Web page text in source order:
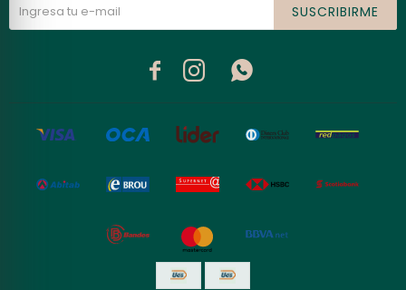
SUSCRIBIRME
  